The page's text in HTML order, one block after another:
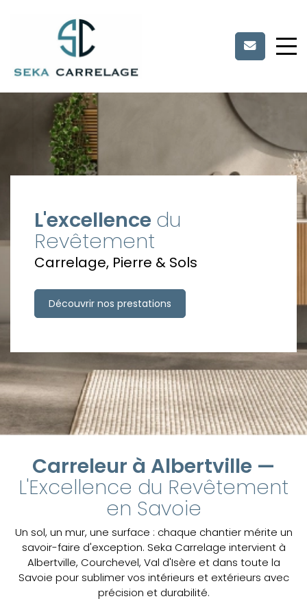
L'excellence du
Revêtement
Carrelage, Pierre & Sols
Découvrir nos prestations
Carreleur à Albertville —
L'Excellence du Revêtement
en Savoie
Un sol, un mur, une surface : chaque chantier mérite un
savoir-faire d'exception. Seka Carrelage intervient à
Albertville, Courchevel, Val d'Isère et dans toute la
Savoie pour sublimer vos intérieurs et extérieurs avec
précision et durabilité.